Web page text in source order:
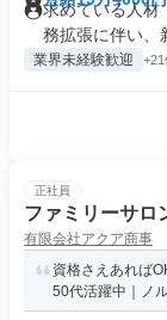
求めている人材
務拡張に伴い、
業界未経験歓迎 +21
正社員
ファミリーサロ
有限会社アクア商事
資格さえあれば
50代活躍中｜ノ